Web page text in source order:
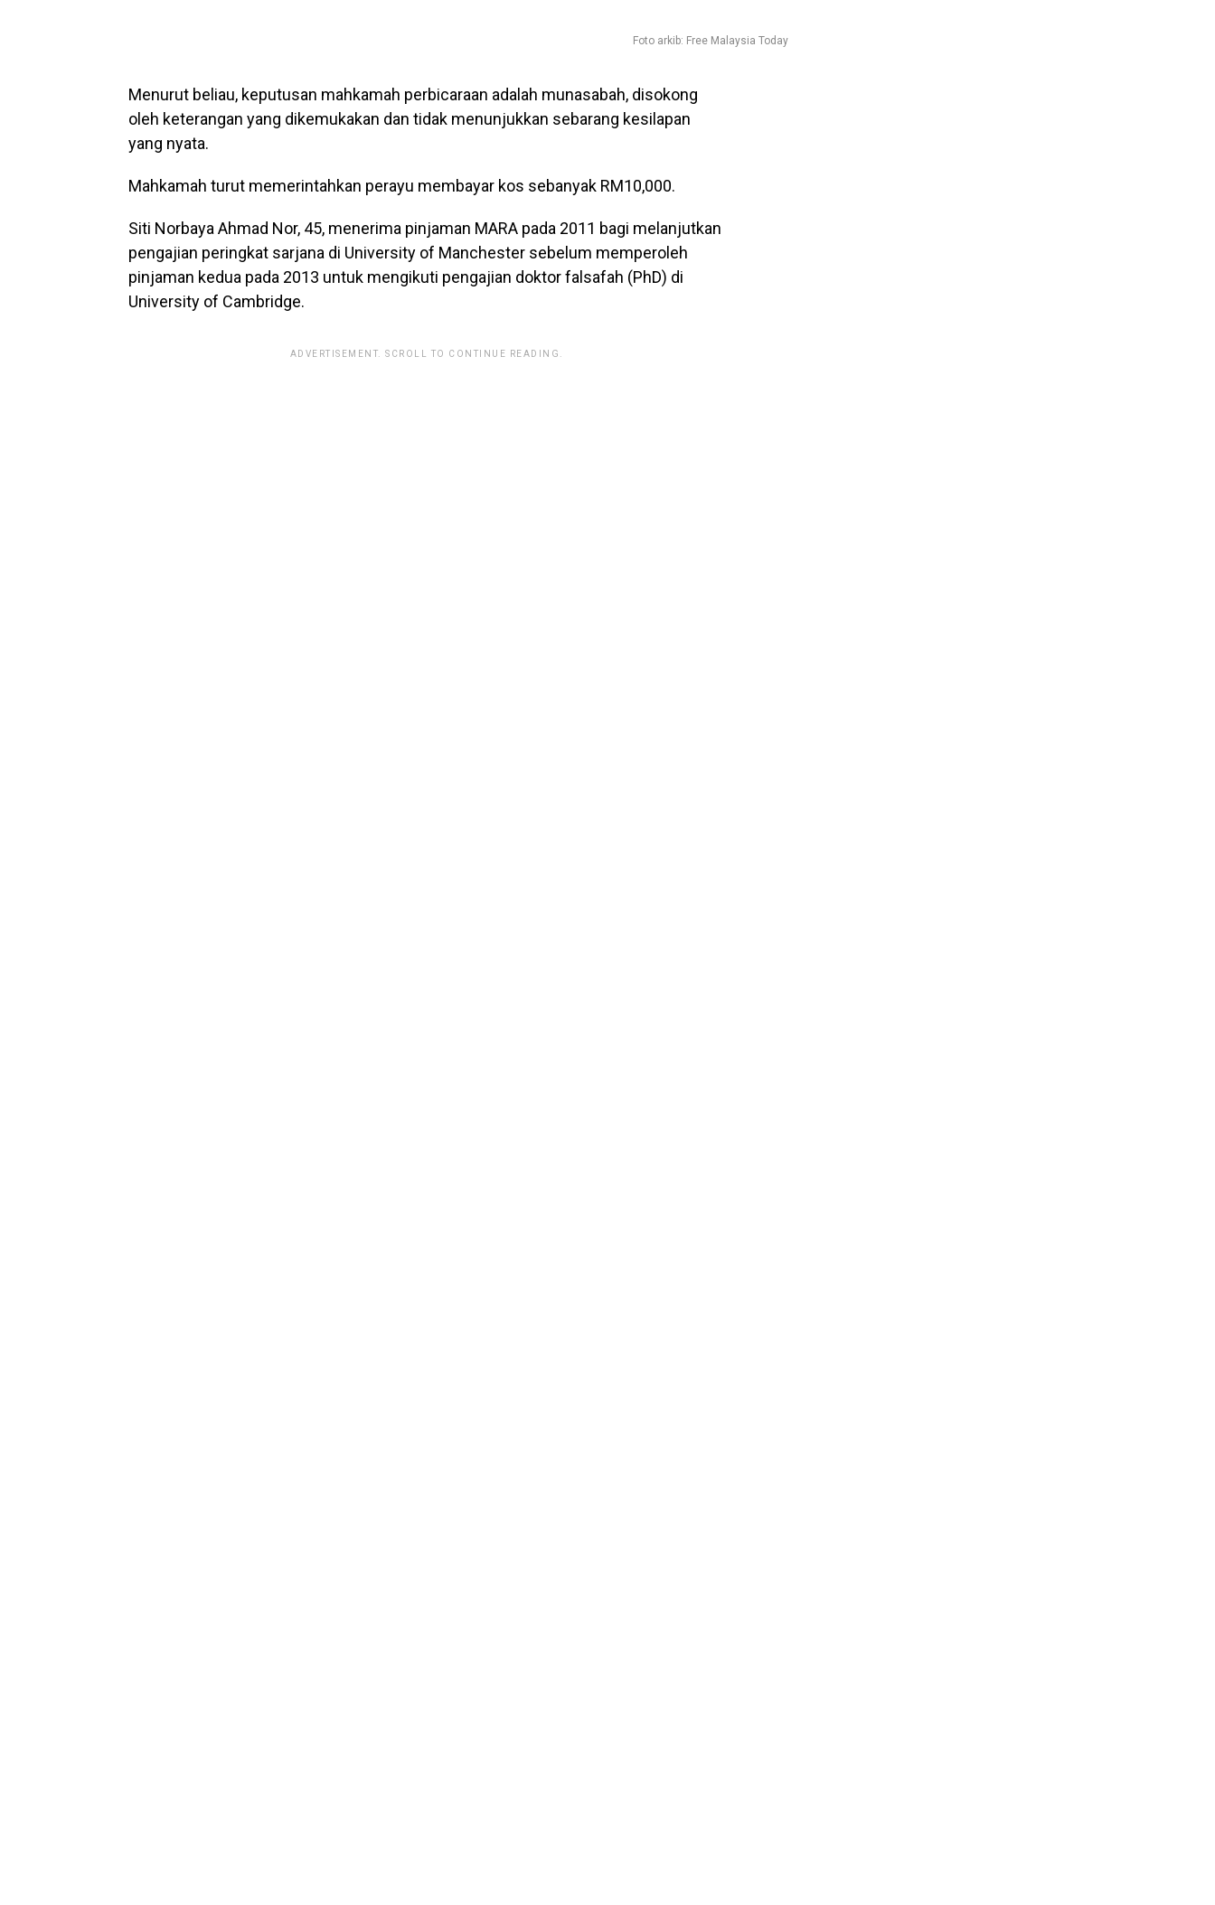
Foto arkib: Free Malaysia Today
Menurut beliau, keputusan mahkamah perbicaraan adalah munasabah, disokong
oleh keterangan yang dikemukakan dan tidak menunjukkan sebarang kesilapan
yang nyata.
Mahkamah turut memerintahkan perayu membayar kos sebanyak RM10,000.
Siti Norbaya Ahmad Nor, 45, menerima pinjaman MARA pada 2011 bagi melanjutkan
pengajian peringkat sarjana di University of Manchester sebelum memperoleh
pinjaman kedua pada 2013 untuk mengikuti pengajian doktor falsafah (PhD) di
University of Cambridge.
ADVERTISEMENT. SCROLL TO CONTINUE READING.